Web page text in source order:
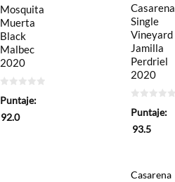
Mosquita
Muerta
Black
Malbec
2020
de
Puntaje:
92.0
Casarena
Single
Vineyard
Jamilla
Perdriel
2020
de
Puntaje:
93.5
Casarena